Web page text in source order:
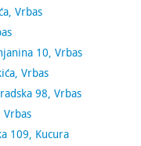
Vrbas
10, Vrbas
Vrbas
98, Vrbas
Vrbas
109, Kucura